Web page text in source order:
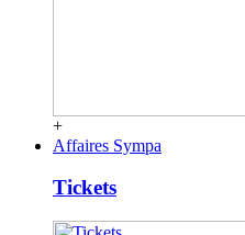
+
Affaires Sympa
Tickets